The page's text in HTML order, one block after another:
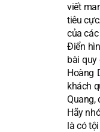
viết
tiêu
của
Điển
bài quy
Hoàng
khách
Quang,
Hãy
là có